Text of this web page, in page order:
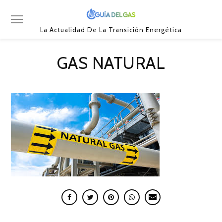
La Actualidad De La Transición Energética
GAS NATURAL